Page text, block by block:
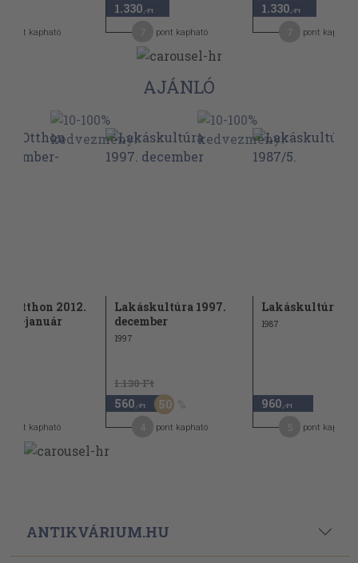
pont kapható
1.330 ,-Ft
pont kapható
1.330 ,-Ft
pont kapható
AJÁNLÓ
Otthon 2012.
január
pont kapható
Lakáskultúra 1997.
december
1997
1.130 Ft
560 ,-Ft 50
pont kapható
Lakáskultúra
1987
960 ,-Ft
pont kapható
ANTIKVÁRIUM.HU